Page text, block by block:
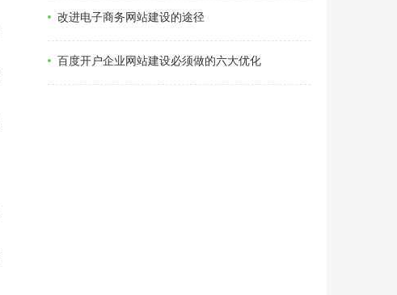
改进电子商务网站建设的途径
百度开户企业网站建设必须做的六大优化